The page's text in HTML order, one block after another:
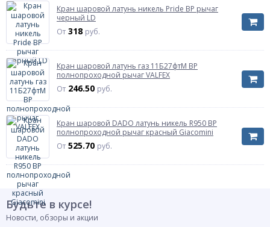
Цвет ручки/бабочки
красный
Тип прохода
Тип прохода
Характеризует отношение размера отверстия
шара к размеру присоединяемого
трубопровода
ГОСТ
ГОСТ Р 59553-2021
Материал
Газ
Газ
Указывается для тех кранов которые имеют
разрешение на установку на газопроводах
нет
Модель
Модель
Указывает модель как в паспорте
производителя либо типовая фигура
Рабочая среда
Рабочая среда
Кран шаровой латунь никель Pride ВР рычаг
черный LD
От 318 руб.
Кран шаровой латунь газ 11Б27фтМ ВР
полнопроходной рычаг VALFEX
От 246.50 руб.
Кран шаровой DADO латунь никель R950 ВР
полнопроходной рычаг красный Giacomini
От 525.70 руб.
Будьте в курсе!
Новости, обзоры и акции